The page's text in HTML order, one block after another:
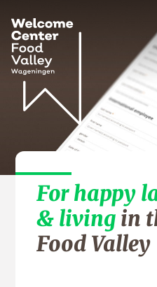
For happy
& living in
Food Valley